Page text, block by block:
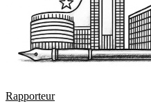
Rapporteur